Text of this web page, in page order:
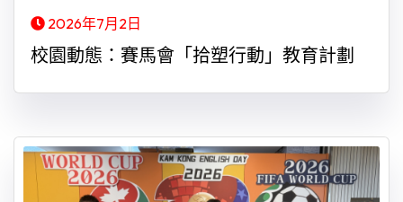
2026年7月2日
校園動態：賽馬會「拾塑行動」教育計劃